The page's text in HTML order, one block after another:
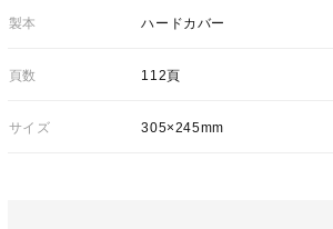
06製本 ハードカバー
07頁数 112頁
08サイズ 305×245mm